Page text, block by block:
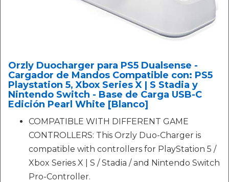
Orzly Duocharger para PS5 Dualsense -
Cargador de Mandos Compatible con: PS5
Playstation 5, Xbox Series X | S Stadia y
Nintendo Switch - Base de Carga USB-C
Edición Pearl White [Blanco]
COMPATIBLE WITH DIFFERENT GAME
CONTROLLERS: This Orzly Duo-Charger is
compatible with controllers for PlayStation 5 /
Xbox Series X | S / Stadia / and Nintendo Switch
Pro-Controller.